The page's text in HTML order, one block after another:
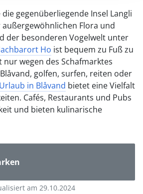
gegenüberliegende Insel Langli
Flora und
der besonderen Vogelwelt unter
Ho ist bequem zu Fuß zu
wegen des Schafmarktes
golfen, surfen, reiten oder
Urlaub in Blåvand bietet eine Vielfalt
Cafés, Restaurants und Pubs
und bieten kulinarische
am 29.10.2024